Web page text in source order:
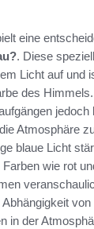
eine
. Diese
Licht auf und
des
jedoch
Atmosphäre
blaue Licht
wie rot
von
in der